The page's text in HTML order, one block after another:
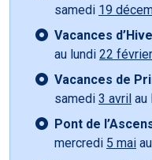
samedi 19
Vacances
au lundi 22 février
Vacances de
samedi 3 avril au
Pont de
mercredi 5 mai